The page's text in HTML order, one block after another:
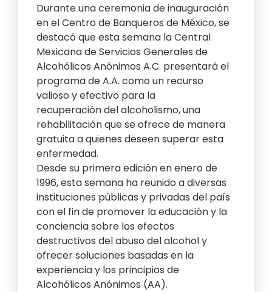
Durante una ceremonia de inauguración
en el Centro de Banqueros de México, se
destacó que esta semana la Central
Mexicana de Servicios Generales de
Alcohólicos Anónimos A.C. presentará el
programa de A.A. como un recurso
valioso y efectivo para la
recuperación del alcoholismo, una
rehabilitación que se ofrece de manera
gratuita a quienes deseen superar esta
enfermedad.
Desde su primera edición en enero de
1996, esta semana ha reunido a diversas
instituciones públicas y privadas del país
con el fin de promover la educación y la
conciencia sobre los efectos
destructivos del abuso del alcohol y
ofrecer soluciones basadas en la
experiencia y los principios de
Alcohólicos Anónimos (AA).